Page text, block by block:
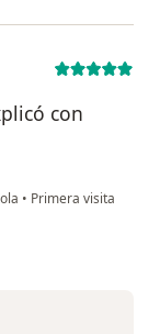
con
• Primera visita